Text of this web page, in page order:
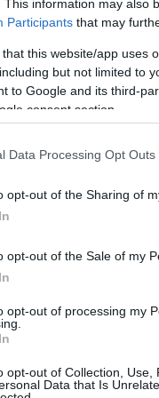
This information may also
Participants that may
that this website/app uses
but not limited to
to Google and its third-
consent section.
Data Processing Opt Outs
opt-out of the Sharing of
opt-out of the Sale of my
opt-out of processing my
opt-out of Collection,
Data that Is
Kft. kivitelezésében
megépült.
az egyesület
lesz, de
itt kap majd helyet
kondicionáló-
futófolyosó. Az
is érint: a régi
kosárlabda